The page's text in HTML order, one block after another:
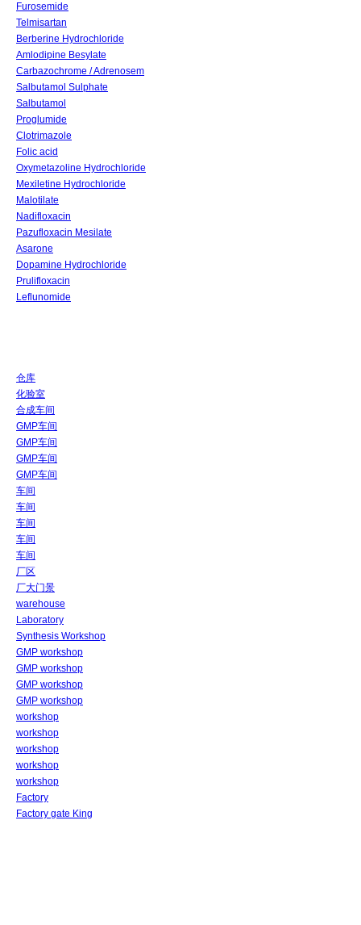
Furosemide
Telmisartan
Berberine Hydrochloride
Amlodipine Besylate
Carbazochrome / Adrenosem
Salbutamol Sulphate
Salbutamol
Proglumide
Clotrimazole
Folic acid
Oxymetazoline Hydrochloride
Mexiletine Hydrochloride
Malotilate
Nadifloxacin
Pazufloxacin Mesilate
Asarone
Dopamine Hydrochloride
Prulifloxacin
Leflunomide
仓库
化验室
合成车间
GMP车间
GMP车间
GMP车间
GMP车间
车间
车间
车间
车间
车间
厂区
厂大门景
warehouse
Laboratory
Synthesis Workshop
GMP workshop
GMP workshop
GMP workshop
GMP workshop
workshop
workshop
workshop
workshop
workshop
Factory
Factory gate King